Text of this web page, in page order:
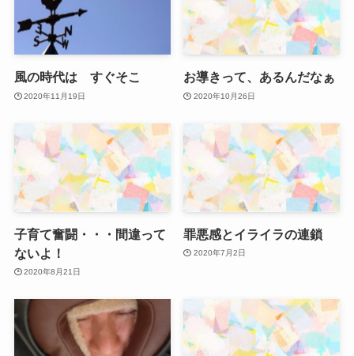
風の時代は すぐそこ
2020年11月19日
お導きって、あるんだなぁ
2020年10月26日
子育て奮闘・・・間違って
ないよ！
2020年8月21日
罪悪感とイライラの連鎖
2020年7月2日